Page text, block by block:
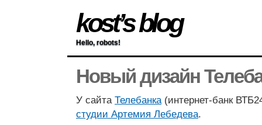
kost’s blog
Hello, robots!
Новый дизайн
У сайта Телебанка(интернет-банк
студии Артемия Лебедева.